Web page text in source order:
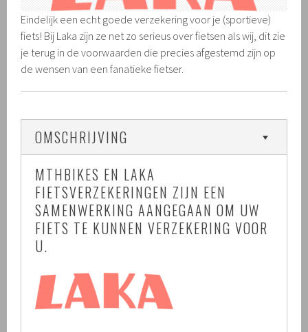
Eindelijk een echt goede verzekering voor je (sportieve)
fiets! Bij Laka zijn ze net zo serieus over fietsen als wij, dit zie
je terug in de voorwaarden die precies afgestemd zijn op
de wensen van een fanatieke fietser.
OMSCHRIJVING
MTHBIKES EN LAKA
FIETSVERZEKERINGEN ZIJN EEN
SAMENWERKING AANGEGAAN OM UW
FIETS TE KUNNEN VERZEKERING VOOR
U.